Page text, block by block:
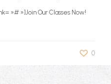
»# »]Join Our Classes Now!
0